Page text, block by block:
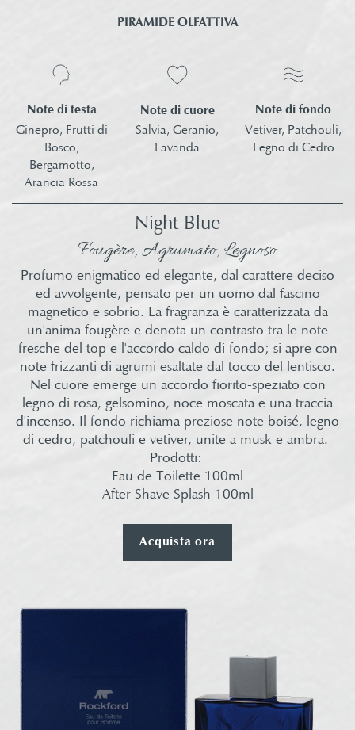
PIRAMIDE OLFATTIVA
Note di testa
Ginepro, Frutti di
Bosco,
Bergamotto,
Arancia Rossa​
Note di cuore
Salvia, Geranio,
Lavanda​
Note di fondo
Vetiver, Patchouli,
Legno di Cedro​
Night Blue
Fougère, Agrumato, Legnoso
Profumo enigmatico ed elegante, dal carattere deciso
ed avvolgente, pensato per un uomo dal fascino
magnetico e sobrio. La fragranza è caratterizzata da
un'anima fougère e denota un contrasto tra le note
fresche del top e l'accordo caldo di fondo; si apre con
note frizzanti di agrumi esaltate dal tocco del lentisco.
Nel cuore emerge un accordo fiorito-speziato con
legno di rosa, gelsomino, noce moscata e una traccia
d'incenso. Il fondo richiama preziose note boisé, legno
di cedro, patchouli e vetiver, unite a musk e ambra. ​
Prodotti: ​
Eau de Toilette 100ml​
After Shave Splash 100ml​
Acquista ora